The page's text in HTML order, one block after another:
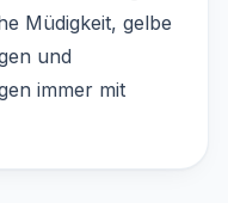
Müdigkeit, gelbe
und
immer mit